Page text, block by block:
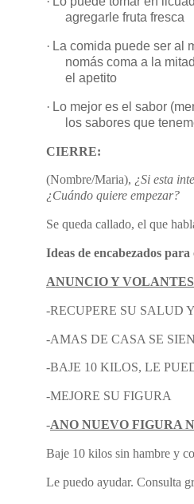
agregarle fruta fresca
· La comida puede ser al
nomás coma a la
el apetito
· Lo mejor es el sabor
los sabores que
CIERRE:
(Nombre/Maria), ¿Si esta
¿Cuándo quiere empezar?
Se queda callado, el que
Ideas de encabezados
ANUNCIO Y
-RECUPERE SU SALUD
-AMAS DE CASA SE
-BAJE 10 KILOS, LE
-MEJORE SU FIGURA
-ANO NUEVO FIGURA
Baje 10 kilos sin hambre y
Le puedo ayudar. Consulta